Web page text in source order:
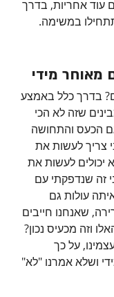
אחריות, בדרך
במשימה.
מאוחר מידי
בדרך כלל באמצע
שזה לא הכי
הכעס והתחושה
צריך לעשות את
יכולים לעשות את
זה שנדפקתי עם
עולות גם
שאנחנו חייבים
וזה מכעיס נכון?
על כך
ושלא אמרנו "לא"